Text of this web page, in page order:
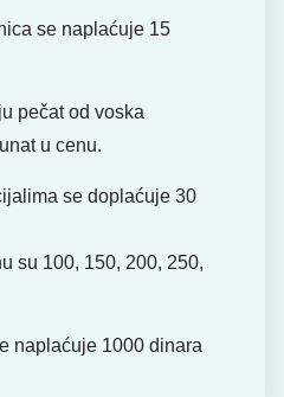
se naplaćuje 15
pečat od voska
u cenu.
se doplaćuje 30
su 100, 150, 200, 250,
naplaćuje 1000 dinara